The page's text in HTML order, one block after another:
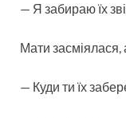
— Я забираю їх
Мати
— Куди ти їх